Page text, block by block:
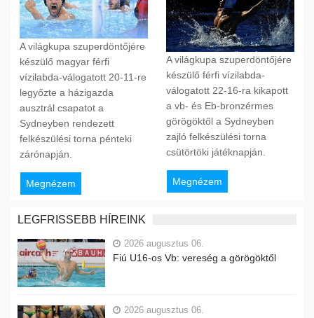
A világkupa szuperdöntőjére
készülő magyar férfi
vízilabda-válogatott 20-11-re
legyőzte a házigazda
ausztrál csapatot a
Sydneyben rendezett
felkészülési torna pénteki
zárónapján.
Megnézem
A világkupa szuperdöntőjére
készülő férfi vízilabda-
válogatott 22-16-ra kikapott
a vb- és Eb-bronzérmes
görögöktől a Sydneyben
zajló felkészülési torna
csütörtöki játéknapján.
Megnézem
LEGFRISSEBB HÍREINK
2026 augusztus 06.
Fiú U16-os Vb: vereség a görögöktől
2026 augusztus 06.